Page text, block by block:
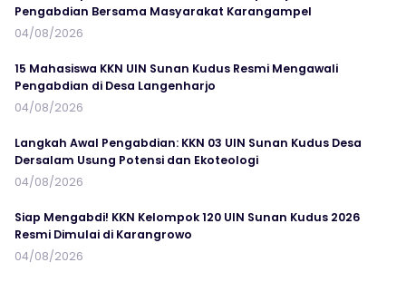
Pengabdian Bersama Masyarakat Karangampel
04/08/2026
15 Mahasiswa KKN UIN Sunan Kudus Resmi Mengawali
Pengabdian di Desa Langenharjo
04/08/2026
Langkah Awal Pengabdian: KKN 03 UIN Sunan Kudus Desa
Dersalam Usung Potensi dan Ekoteologi
04/08/2026
Siap Mengabdi! KKN Kelompok 120 UIN Sunan Kudus 2026
Resmi Dimulai di Karangrowo
04/08/2026